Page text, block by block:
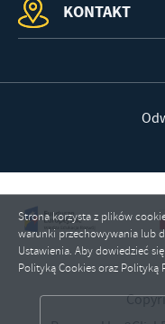
KONTAKT
Strona korzysta z plików
warunki przechowywania lub
Ustawienia. Aby dowiedzieć
Polityką Cookies oraz Polityką